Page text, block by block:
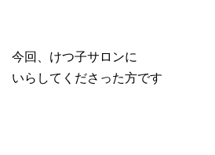
今回、けつ子サロンに
いらしてくださった方です